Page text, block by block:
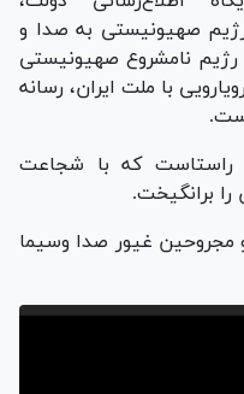
صهیونیستی به صدا و
نامشروع صهیونیستی
با ملت ایران، رسانه
راستاست که با شجاعت
برانگیخت.
غیور صدا وسیما